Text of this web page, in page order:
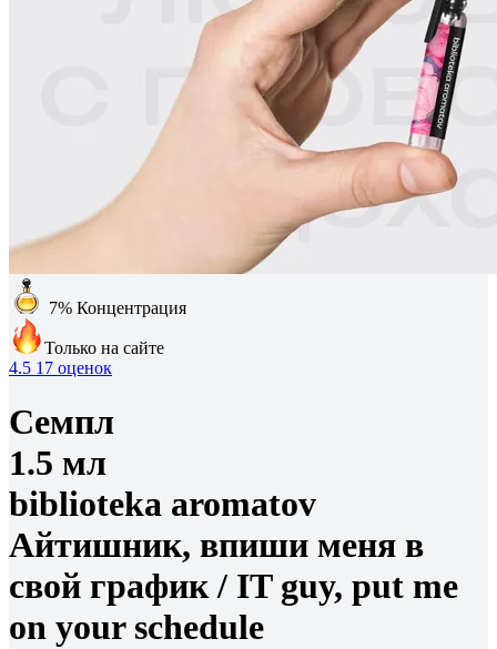
7% Концентрация
Только на сайте
4.5 17 оценок
Семпл
1.5 мл
biblioteka aromatov
Айтишник, впиши меня в
свой график / IT guy, put me
on your schedule